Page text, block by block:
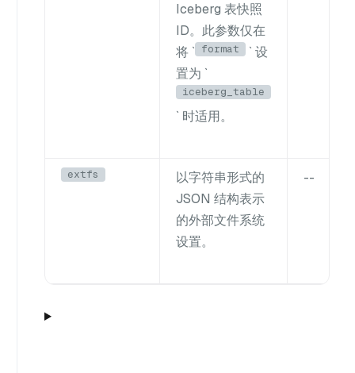
Iceberg 表快照
ID。此参数仅在
将 ` format
` 设
置为 `
iceberg_table
` 时适用。
extfs
以字符串形式的
JSON 结构表示
的外部文件系统
设置。
--